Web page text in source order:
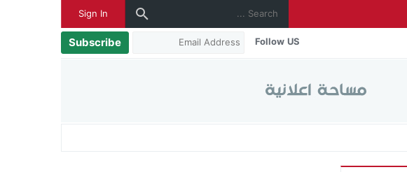
Sign In
Follow US
Subscribe